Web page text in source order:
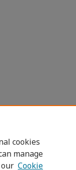
cookies
manage
Cookie